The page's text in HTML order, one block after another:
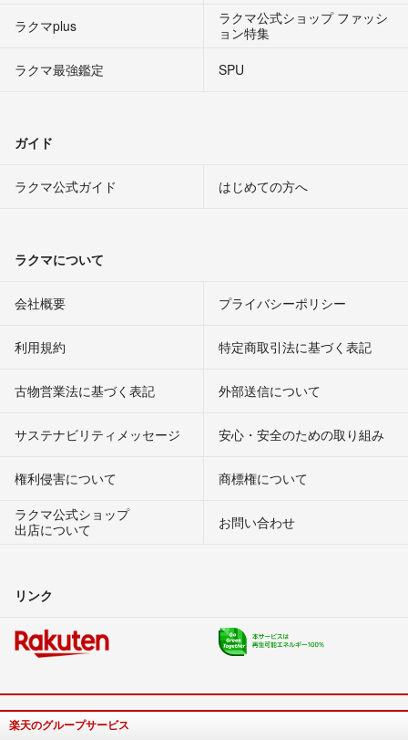
ラクマplus
ラクマ公式ショップ ファッシ
ョン特集
ラクマ最強鑑定
SPU
ガイド
ラクマ公式ガイド はじめての方へ
ラクマについて
会社概要 プライバシーポリシー
利用規約 特定商取引法に基づく表記
古物営業法に基づく表記 外部送信について
サステナビリティメッセージ 安心・安全のための取り組み
権利侵害について
商標権について
ラクマ公式ショップ
出店について
お問い合わせ
リンク
楽天のグループサービス